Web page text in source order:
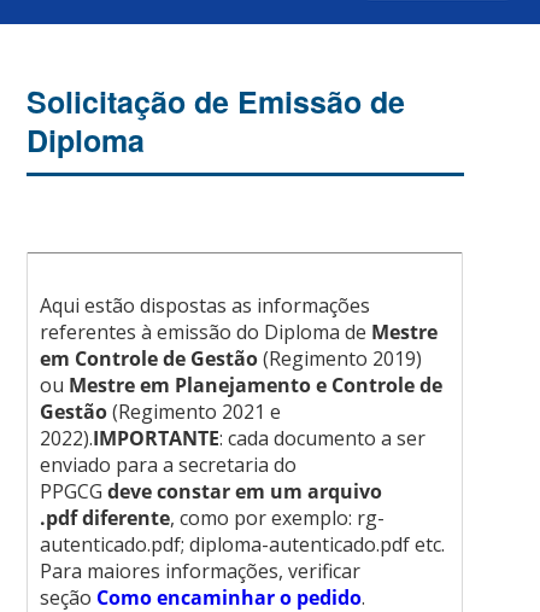
Solicitação de Emissão de
Diploma
Aqui estão dispostas as informações
referentes à emissão do Diploma de Mestre
em Controle de Gestão(Regimento 2019)
ou Mestre em Planejamento e Controle de
Gestão(Regimento 2021 e
2022).IMPORTANTE: cada documento a ser
enviado para a secretaria do
PPGCGdeve constar em um arquivo
.pdf diferente, como por exemplo: rg-
autenticado.pdf; diploma-autenticado.pdf etc.
Para maiores informações, verificar
seção Como encaminhar o pedido.